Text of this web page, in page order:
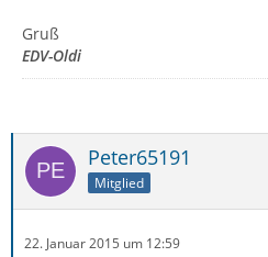
Gruß
EDV-Oldi
Peter65191
Mitglied
22. Januar 2015 um 12:59